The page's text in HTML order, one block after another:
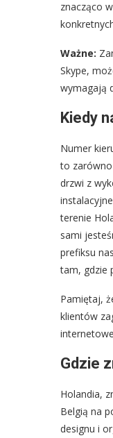
znacząco
Ważne:
Skype,
wymagają
Kiedy
Numer
to
drzwi z
terenie
sami
prefiksu
tam, gdzie
Pamiętaj,
klientów
Gdzie
Holandia,
Belgią na
designu i